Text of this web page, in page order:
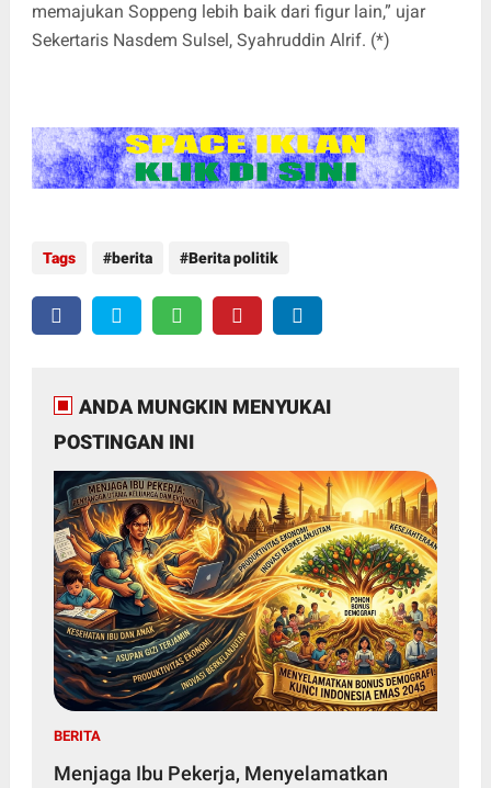
memajukan Soppeng lebih baik dari figur lain,” ujar
Sekertaris Nasdem Sulsel, Syahruddin Alrif. (*)
Tags berita Berita politik
ANDA MUNGKIN MENYUKAI
POSTINGAN INI
BERITA
Menjaga Ibu Pekerja, Menyelamatkan